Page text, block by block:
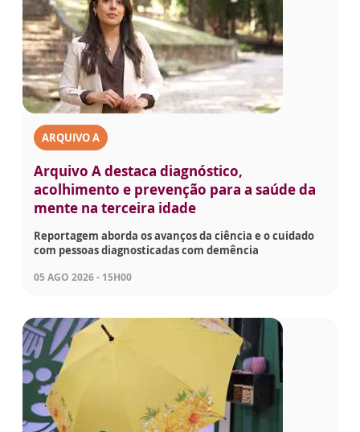
ARQUIVO A
Arquivo A destaca diagnóstico,
acolhimento e prevenção para a saúde da
mente na terceira idade
Reportagem aborda os avanços da ciência e o cuidado
com pessoas diagnosticadas com demência
05 AGO 2026 - 15H00